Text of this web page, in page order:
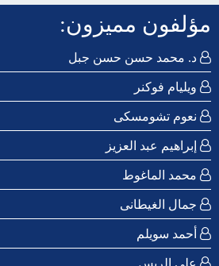
مؤلفون مميزون:
د. محمد حسن حسن جبل
ويليام فوكنر
نعوم تشومسكى
إبراهيم عبد العزيز
محمد الماغوط
جمال الغيطانى
أحمد سويلم
على الريس